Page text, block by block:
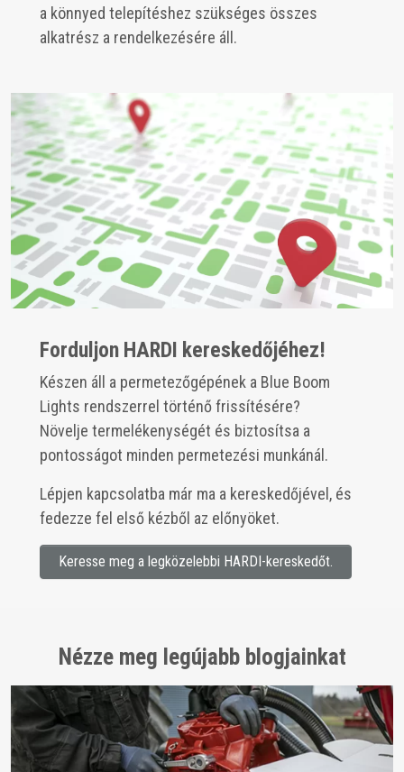
a könnyed telepítéshez szükséges összes
alkatrész a rendelkezésére áll.
Forduljon HARDI kereskedőjéhez!
Készen áll a permetezőgépének a Blue Boom
Lights rendszerrel történő frissítésére?
Növelje termelékenységét és biztosítsa a
pontosságot minden permetezési munkánál.
Lépjen kapcsolatba már ma a kereskedőjével, és
fedezze fel első kézből az előnyöket.
Keresse meg a legközelebbi HARDI-kereskedőt.
Nézze meg legújabb blogjainkat